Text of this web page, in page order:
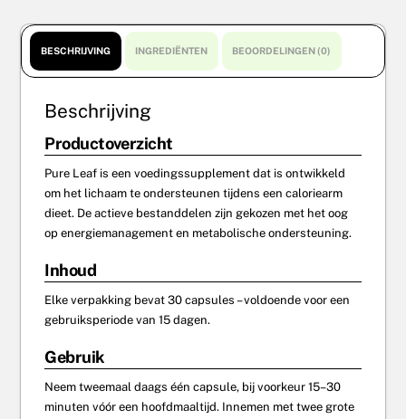
BESCHRIJVING INGREDIËNTEN BEOORDELINGEN (0)
Beschrijving
Productoverzicht
Pure Leaf is een voedingssupplement dat is ontwikkeld
om het lichaam te ondersteunen tijdens een caloriearm
dieet. De actieve bestanddelen zijn gekozen met het oog
op energiemanagement en metabolische ondersteuning.
Inhoud
Elke verpakking bevat 30 capsules – voldoende voor een
gebruiksperiode van 15 dagen.
Gebruik
Neem tweemaal daags één capsule, bij voorkeur 15–30
minuten vóór een hoofdmaaltijd. Innemen met twee grote